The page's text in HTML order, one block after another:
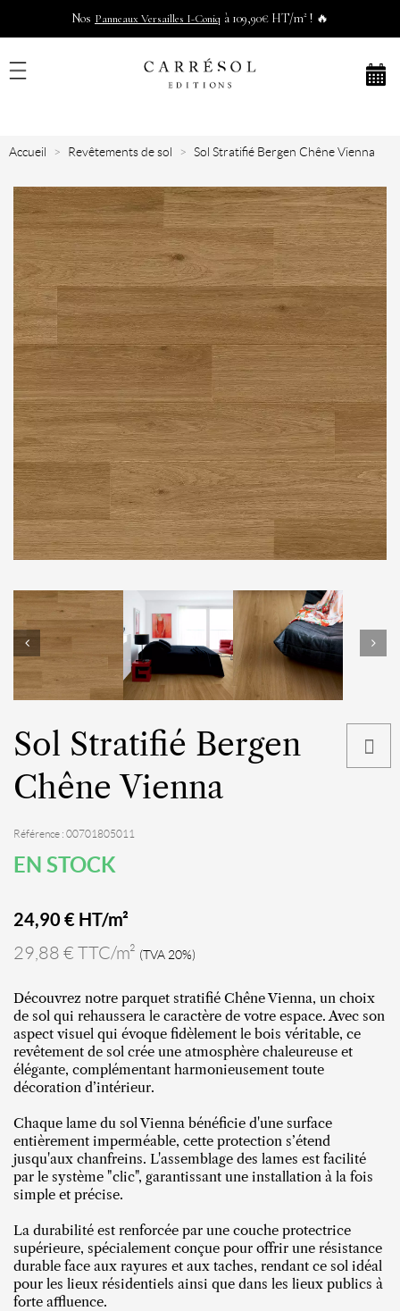
Nos Panneaux Versailles I-Coniq à 109,90€ HT/m² ! 🔥
Accueil Revêtements de sol Sol Stratifié Bergen Chêne Vienna
Sol Stratifié Bergen
Chêne Vienna
Référence : 00701805011
EN STOCK
24,90 € HT/m²
29,88 € TTC/m² (TVA 20%)
Découvrez notre parquet stratifié Chêne Vienna, un choix
de sol qui rehaussera le caractère de votre espace. Avec son
aspect visuel qui évoque fidèlement le bois véritable, ce
revêtement de sol crée une atmosphère chaleureuse et
élégante, complémentant harmonieusement toute
décoration d’intérieur.
Chaque lame du sol Vienna bénéficie d'une surface
entièrement imperméable, cette protection s’étend
jusqu'aux chanfreins. L'assemblage des lames est facilité
par le système "clic", garantissant une installation à la fois
simple et précise.
La durabilité est renforcée par une couche protectrice
supérieure, spécialement conçue pour offrir une résistance
durable face aux rayures et aux taches, rendant ce sol idéal
pour les lieux résidentiels ainsi que dans les lieux publics à
forte affluence.